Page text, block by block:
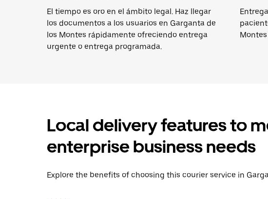
El tiempo es oro en el ámbito legal. Haz llegar
los documentos a los usuarios en Garganta de
los Montes rápidamente ofreciendo entrega
urgente o entrega programada.
Local delivery features to
enterprise business needs
Explore the benefits of choosing this courier service in